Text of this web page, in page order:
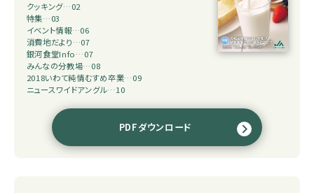
クッキング…02
特集…03
イベント情報…06
消費地だより…07
銀河食堂Info…07
みんなの分教場…08
2018いわて純情むすめ卒業…09
ニュースワイドアングル…10
PDFダウンロード